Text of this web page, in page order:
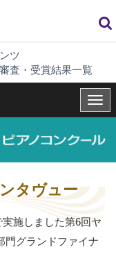
ツ
審査・受賞結果一覧
ー
ス
部
受
ヴ
ュ
メ
ニ
ー
タヴュー
施しました第6回ヤ
門グランドファイナ